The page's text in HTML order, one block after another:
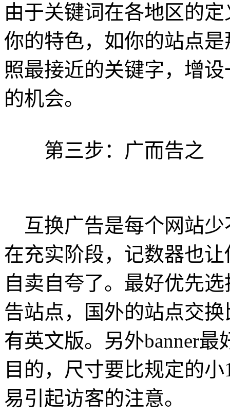
由于关键词在各地区的
你的特色，如你的站点
照最接近的关键字，增
的机会。
第三步：广而告之
互换广告是每个网站少
在充实阶段，记数器也
自卖自夸了。最好优先
告站点，国外的站点交
有英文版。另外banner
目的，尺寸要比规定的
易引起访客的注意。